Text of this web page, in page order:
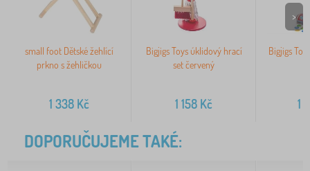
small foot Dětské žehlící
prkno s žehličkou
1 338 Kč
Bigjigs Toys úklidový hrací
set červený
1 158 Kč
Bigjigs
1
>
DOPORUČUJEME TAKÉ: